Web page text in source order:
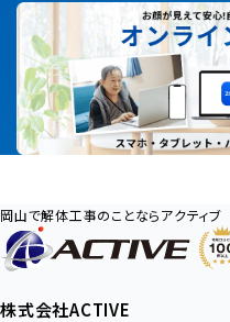
岡山で解体工事のことならアクティブ
株式会社ACTIVE